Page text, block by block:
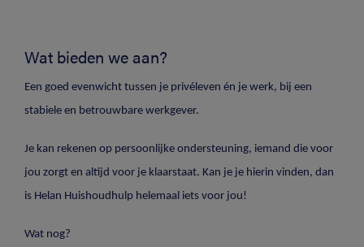
Wat bieden we aan?
Een goed evenwicht tussen je privéleven én je werk, bij een
stabiele en betrouwbare werkgever.
Je kan rekenen op persoonlijke ondersteuning, iemand die voor
jou zorgt en altijd voor je klaarstaat. Kan je je hierin vinden, dan
is Helan Huishoudhulp helemaal iets voor jou!
Wat nog?